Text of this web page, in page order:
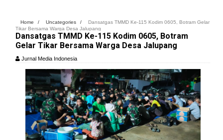
Home / Uncategories /
Dansatgas TMMD Ke-115 Kodim 0605, Botram Gelar
Tikar Bersama Warga Desa Jalupang
Dansatgas TMMD Ke-115 Kodim 0605, Botram
Gelar Tikar Bersama Warga Desa Jalupang
Jurnal Media Indonesia